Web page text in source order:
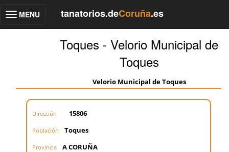
Toggle
MENU tanatorios.deCoruña.es
Toques - Velorio Municipal de
Toques
Velorio Municipal de Toques
Dirección 15806
Población Toques
Provincia A CORUÑA